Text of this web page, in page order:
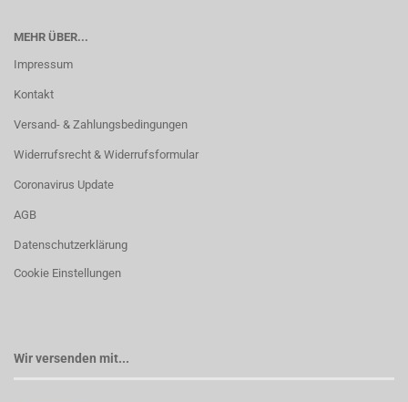
MEHR ÜBER...
Impressum
Kontakt
Versand- & Zahlungsbedingungen
Widerrufsrecht & Widerrufsformular
Coronavirus Update
AGB
Datenschutzerklärung
Cookie Einstellungen
Wir versenden mit...